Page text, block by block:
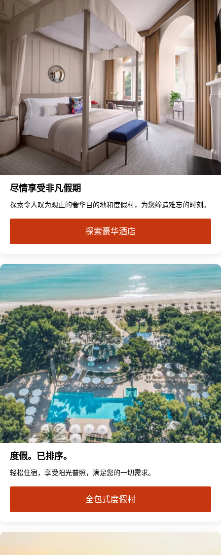
尽情享受非凡假期
探索令人叹为观止的奢华目的地和度假村，为您缔造难忘的时刻。
探索豪华酒店
度假。已排序。
轻松住宿，享受阳光普照，满足您的一切需求。
全包式度假村